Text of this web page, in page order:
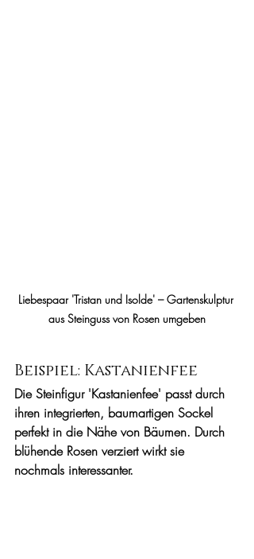
Liebespaar 'Tristan und Isolde' – Gartenskulptur
aus Steinguss von Rosen umgeben
Beispiel: Kastanienfee
Die Steinfigur 'Kastanienfee' passt durch
ihren integrierten, baumartigen Sockel
perfekt in die Nähe von Bäumen. Durch
blühende Rosen verziert wirkt sie
nochmals interessanter.